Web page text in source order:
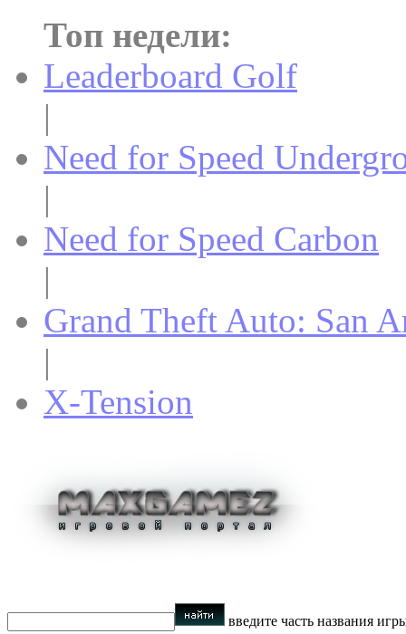
Топ недели:
Leaderboard Golf
|
Need for Speed
|
Need for Speed Carbon
|
Grand Theft Auto: San
|
X-Tension
введите часть названия